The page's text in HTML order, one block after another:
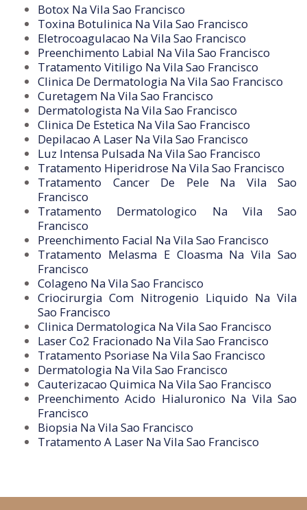
Botox Na Vila Sao Francisco
Toxina Botulinica Na Vila Sao Francisco
Eletrocoagulacao Na Vila Sao Francisco
Preenchimento Labial Na Vila Sao Francisco
Tratamento Vitiligo Na Vila Sao Francisco
Clinica De Dermatologia Na Vila Sao Francisco
Curetagem Na Vila Sao Francisco
Dermatologista Na Vila Sao Francisco
Clinica De Estetica Na Vila Sao Francisco
Depilacao A Laser Na Vila Sao Francisco
Luz Intensa Pulsada Na Vila Sao Francisco
Tratamento Hiperidrose Na Vila Sao Francisco
Tratamento Cancer De Pele Na Vila Sao
Francisco
Tratamento Dermatologico Na Vila Sao
Francisco
Preenchimento Facial Na Vila Sao Francisco
Tratamento Melasma E Cloasma Na Vila Sao
Francisco
Colageno Na Vila Sao Francisco
Criocirurgia Com Nitrogenio Liquido Na Vila
Sao Francisco
Clinica Dermatologica Na Vila Sao Francisco
Laser Co2 Fracionado Na Vila Sao Francisco
Tratamento Psoriase Na Vila Sao Francisco
Dermatologia Na Vila Sao Francisco
Cauterizacao Quimica Na Vila Sao Francisco
Preenchimento Acido Hialuronico Na Vila Sao
Francisco
Biopsia Na Vila Sao Francisco
Tratamento A Laser Na Vila Sao Francisco